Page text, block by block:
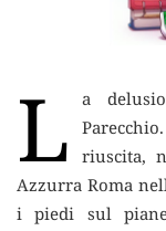
L a
riuscita,
Azzurra Roma
i piedi sul